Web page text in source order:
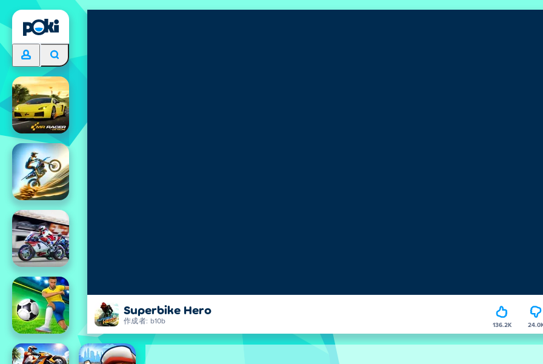
Superbike Hero
作成者: b10b 136.2K